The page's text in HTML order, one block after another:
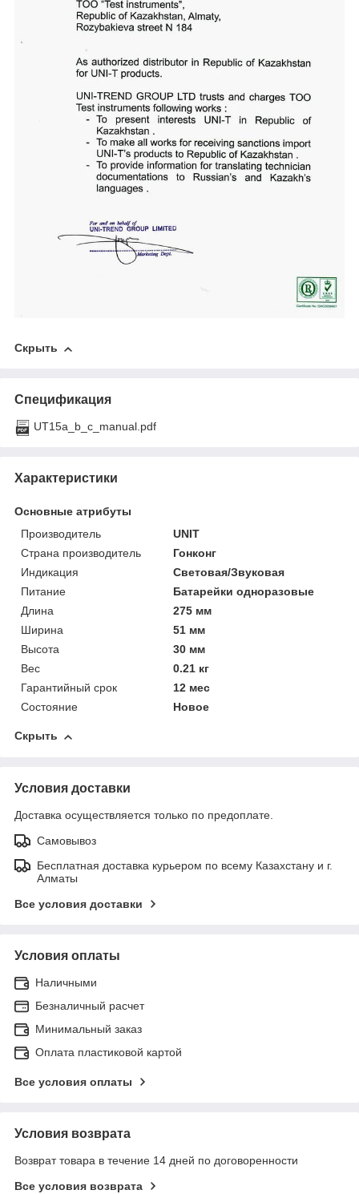
Скрыть
Спецификация
UT15a_b_c_manual.pdf
Характеристики
Основные атрибуты
Производитель
UNIT
Страна производитель
Гонконг
Индикация
Световая/Звуковая
Питание
Батарейки одноразовые
Длина
275 мм
Ширина
51 мм
Высота
30 мм
Вес
0.21 кг
Гарантийный срок
12 мес
Состояние
Новое
Скрыть
Условия доставки
Доставка осуществляется только по предоплате.
Самовывоз
Бесплатная доставка курьером по всему Казахстану и г.
Алматы
Все условия доставки
Условия оплаты
Наличными
Безналичный расчет
Минимальный заказ
Оплата пластиковой картой
Все условия оплаты
Условия возврата
Возврат товара в течение 14 дней по договоренности
Все условия возврата